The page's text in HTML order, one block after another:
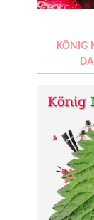
KÖNIG